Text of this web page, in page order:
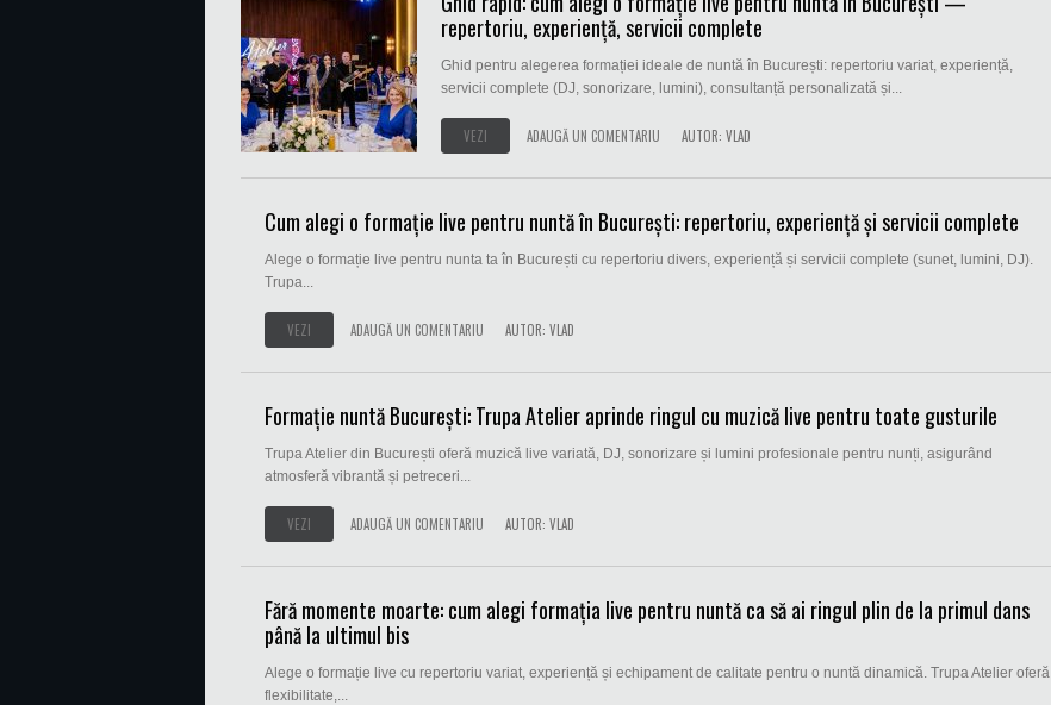
repertoriu, experiență, servicii complete
Ghid pentru alegerea formației ideale de nuntă în București: repertoriu variat, experiență,
servicii complete (DJ, sonorizare, lumini), consultanță personalizată și...
VEZI ADAUGĂ UN COMENTARIU AUTOR: VLAD
Cum alegi o formație live pentru nuntă în București: repertoriu, experiență și servicii complete
Alege o formație live pentru nunta ta în București cu repertoriu divers, experiență și servicii complete (sunet, lumini, DJ).
Trupa...
VEZI ADAUGĂ UN COMENTARIU AUTOR: VLAD
Formație nuntă București: Trupa Atelier aprinde ringul cu muzică live pentru toate gusturile
Trupa Atelier din București oferă muzică live variată, DJ, sonorizare și lumini profesionale pentru nunți, asigurând
atmosferă vibrantă și petreceri...
VEZI ADAUGĂ UN COMENTARIU AUTOR: VLAD
Fără momente moarte: cum alegi formația live pentru nuntă ca să ai ringul plin de la primul dans
până la ultimul bis
Alege o formație live cu repertoriu variat, experiență și echipament de calitate pentru o nuntă dinamică. Trupa Atelier oferă
flexibilitate,...